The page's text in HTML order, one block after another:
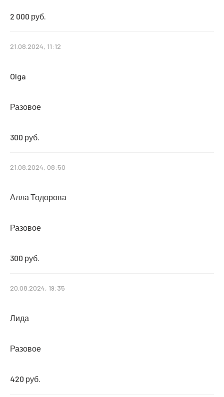
2 000 руб.
21.08.2024, 11:12
Olga
Разовое
300 руб.
21.08.2024, 08:50
Алла Тодорова
Разовое
300 руб.
20.08.2024, 19:35
Лида
Разовое
420 руб.